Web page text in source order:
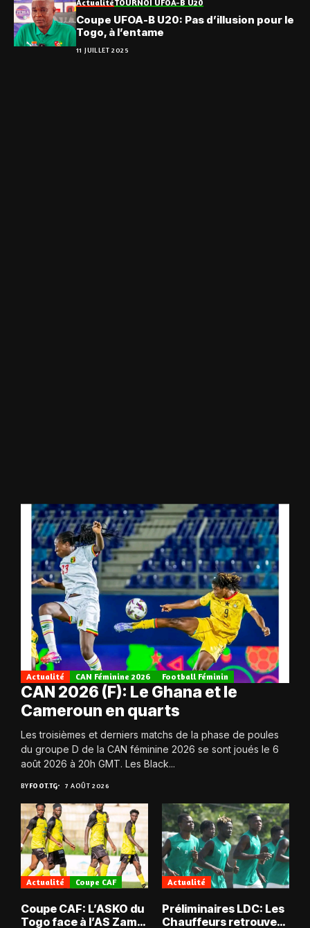
ActualitéTOURNOI UFOA-B U20
Coupe UFOA-B U20: Pas d’illusion pour le
Togo, à l’entame
11 JUILLET 2025
Actualité CAN Féminine 2026 Football Féminin
CAN 2026 (F): Le Ghana et le
Cameroun en quarts
Les troisièmes et derniers matchs de la phase de poules
du groupe D de la CAN féminine 2026 se sont joués le 6
août 2026 à 20h GMT. Les Black...
BYFOOT.TG 7 AOÛT 2026
Actualité Coupe CAF
Coupe CAF: L’ASKO du
Togo face à l’AS Zam
Actualité
Préliminaires LDC: Les
Chauffeurs retrouvent